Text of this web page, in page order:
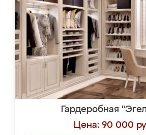
Гардеробная
Цена: 90 000